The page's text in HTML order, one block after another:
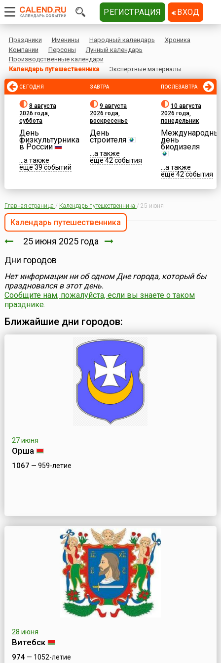
Праздники Именины Народный календарь
Хроника
Компании
Персоны
Лунный календарь
Производственные календари
Календарь путешественника
Экспертные материалы
СЕГОДНЯ
8 августа
2026 года,
суббота
День
физкультурника
в России
...а также
еще 39 событий
ЗАВТРА
9 августа
2026 года,
воскресенье
День
строителя
...а также
еще 42 события
ПОСЛЕЗАВТРА
10 августа
2026 года,
понедельник
день
биодизеля
...а также
еще 42 события
Главная страница / Календарь путешественника / 25 июня
Календарь путешественника
25 июня 2025 года
Дни городов
Нет информации ни об одном Дне города, который бы
праздновался в этот день.
Сообщите нам, пожалуйста, если вы знаете о таком
празднике.
Ближайшие дни городов:
27 июня
Орша
1067 — 959-летие
28 июня
Витебск
974— 1052-летие
РЕГИСТРАЦИЯ ВХОД